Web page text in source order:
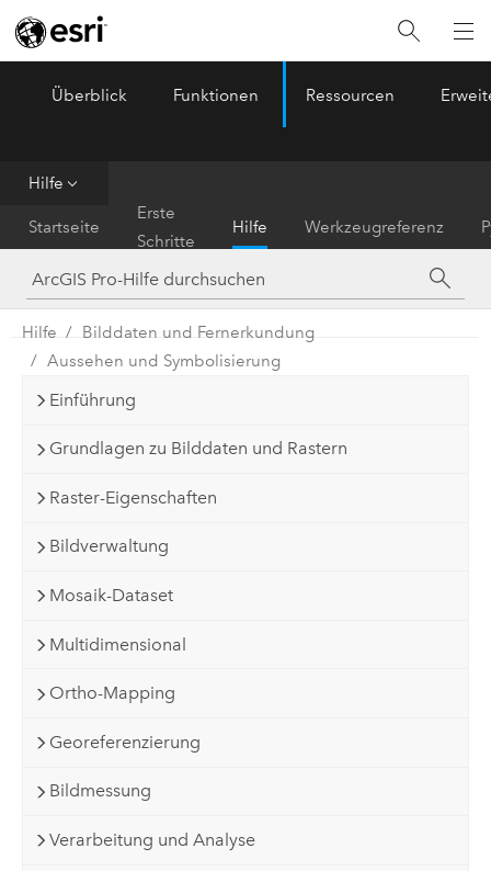
ArcGIS Pro
Überblick Funktionen Ressourcen
Hilfe
Startseite
Erste
Schritte
Hilfe Werkzeugreferenz
Hilfe
Bilddaten und Fernerkundung
Aussehen und Symbolisierung
Einführung
Grundlagen zu Bilddaten und Rastern
Raster-Eigenschaften
Bildverwaltung
Mosaik-Dataset
Multidimensional
Ortho-Mapping
Georeferenzierung
Bildmessung
Verarbeitung und Analyse